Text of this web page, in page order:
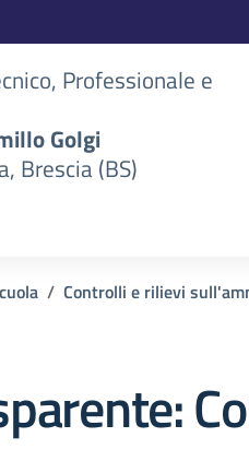
Professionale e
Golgi
Brescia (BS)
Controlli e rilievi